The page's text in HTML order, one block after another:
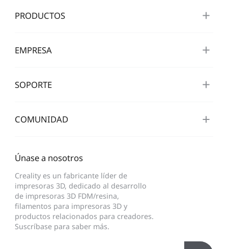
PRODUCTOS
EMPRESA
SOPORTE
COMUNIDAD
Únase a nosotros
Creality es un fabricante líder de
impresoras 3D, dedicado al desarrollo
de impresoras 3D FDM/resina,
filamentos para impresoras 3D y
productos relacionados para creadores.
Suscríbase para saber más.